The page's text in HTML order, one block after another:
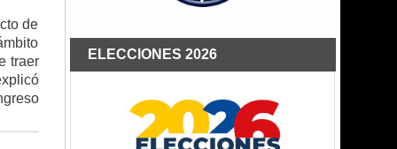
de
traer
ELECCIONES 2026